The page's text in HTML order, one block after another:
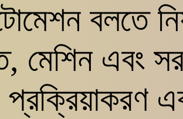
বলতে
মেশিন এবং
প্রক্রিয়াকরণ